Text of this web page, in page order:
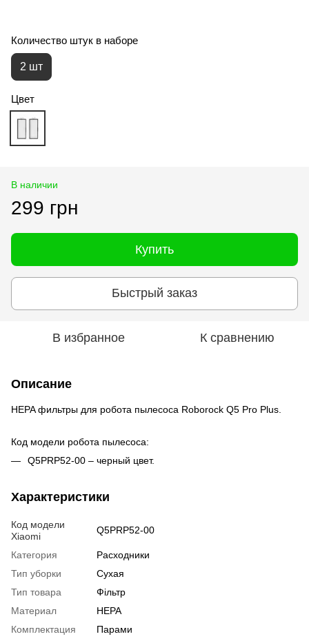
Количество штук в наборе
2 шт
Цвет
В наличии
299 грн
Купить
Быстрый заказ
В избранное К сравнению
Описание
HEPA фильтры для робота пылесоса Roborock Q5 Pro Plus.
Код модели робота пылесоса:
Q5PRP52-00 – черный цвет.
Характеристики
Код модели
Xiaomi
Q5PRP52-00
Категория
Расходники
Тип уборки
Сухая
Тип товара
Фільтр
Материал
HEPA
Комплектация
Парами